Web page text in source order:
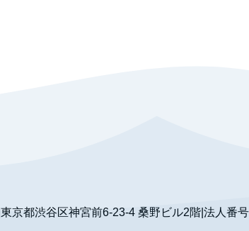
東京都渋谷区神宮前6-23-4 桑野ビル2階 法人番号